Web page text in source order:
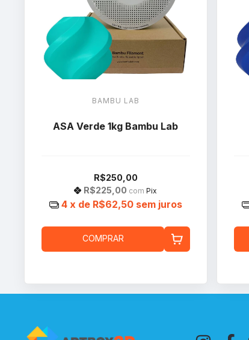
BAMBU LAB
ASA Verde 1kg Bambu Lab
R$250,00
R$225,00 com Pix
4 x de R$62,50 sem juros
COMPRAR